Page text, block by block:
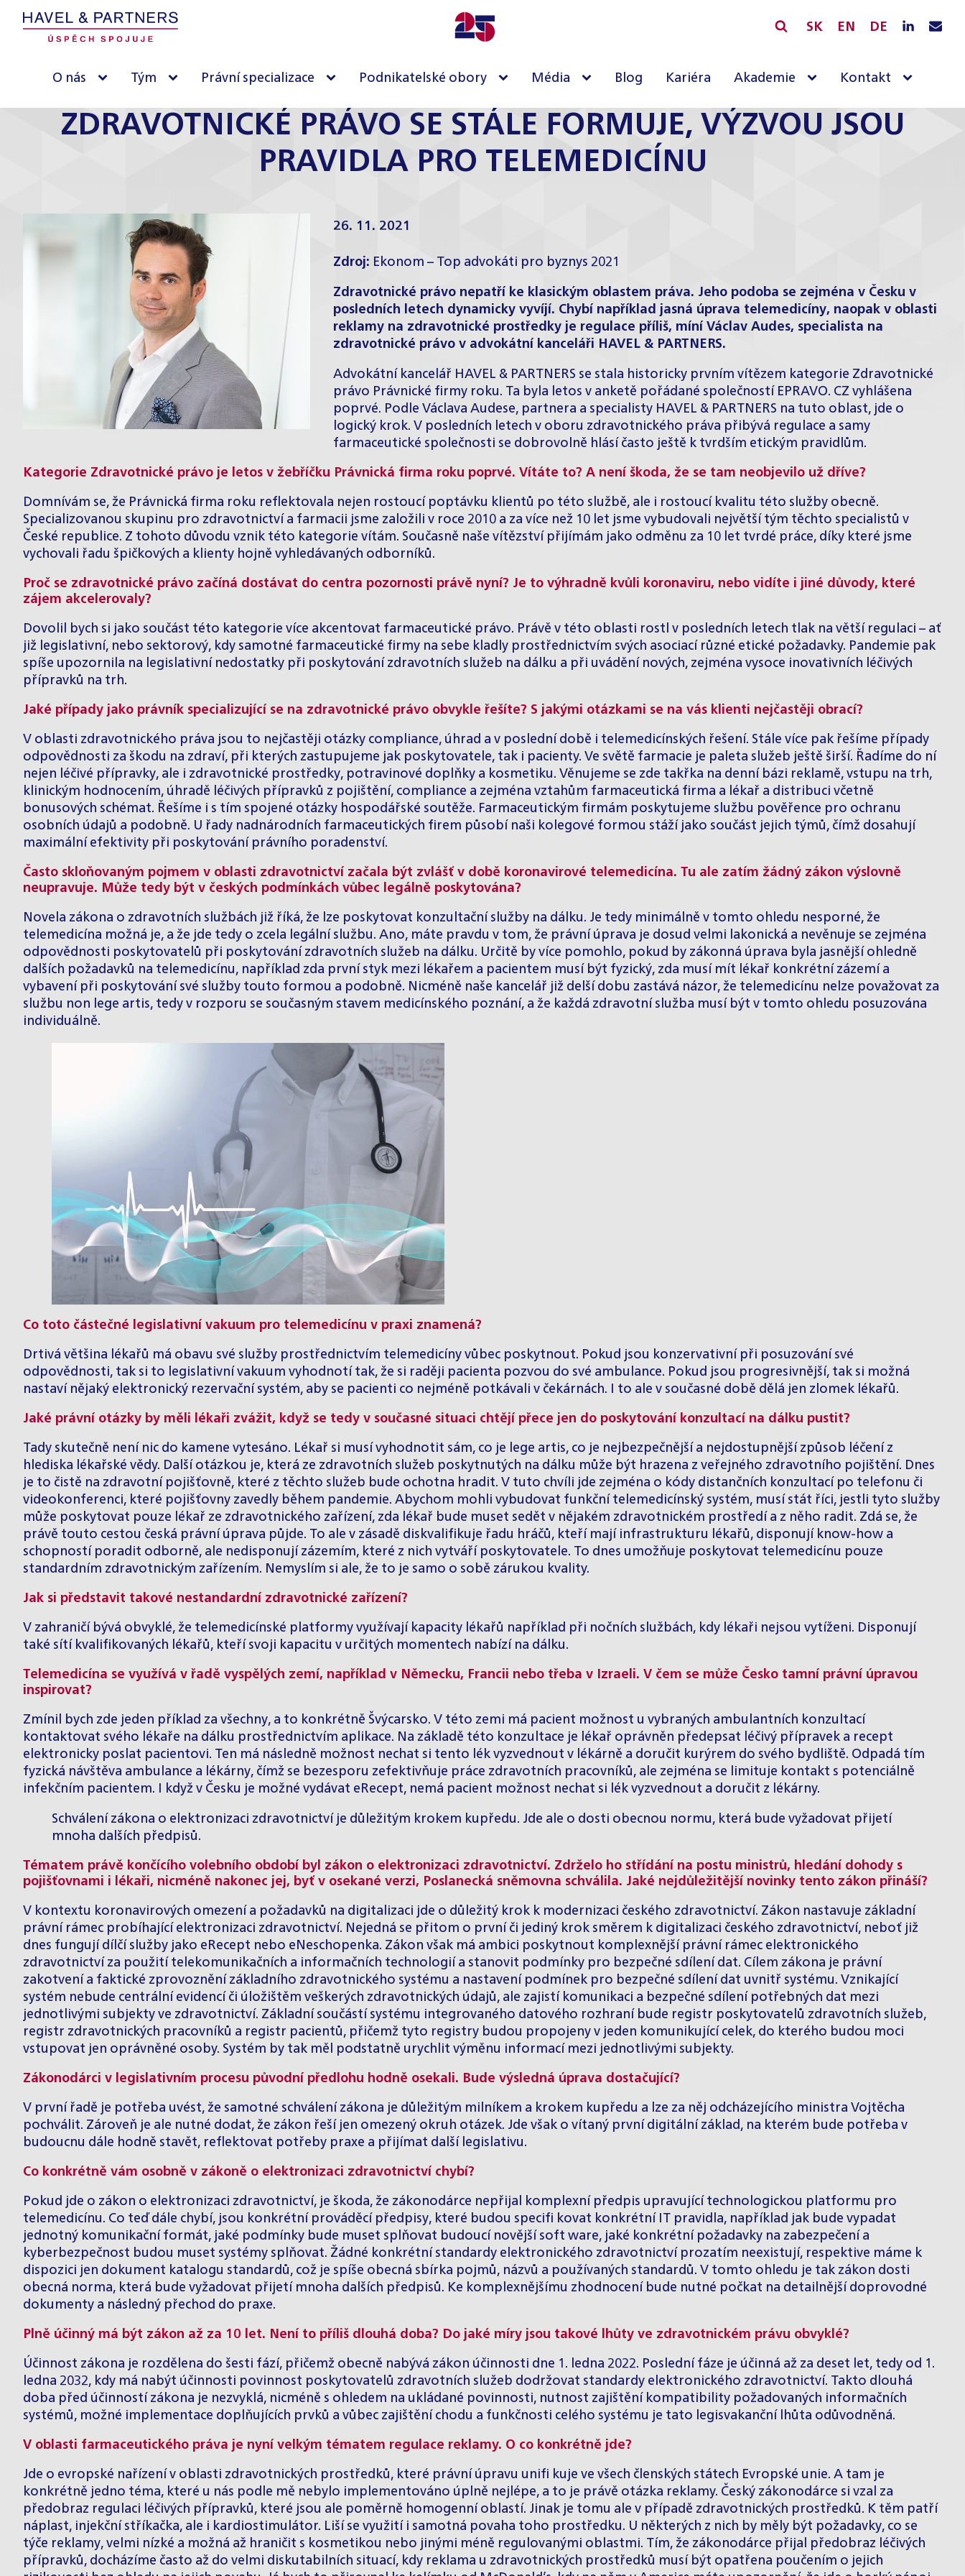
SK EN DE
O nás Tým Právní specializace Podnikatelské obory Média Blog Kariéra Akademie Kontakt
ZDRAVOTNICKÉ PRÁVO SE STÁLE FORMUJE, VÝZVOU JSOU
PRAVIDLA PRO TELEMEDICÍNU
26. 11. 2021
Zdroj: Ekonom – Top advokáti pro byznys 2021
Zdravotnické právo nepatří ke klasickým oblastem práva. Jeho podoba se zejména v Česku v
posledních letech dynamicky vyvíjí. Chybí například jasná úprava telemedicíny, naopak v oblasti
reklamy na zdravotnické prostředky je regulace příliš, míní Václav Audes, specialista na
zdravotnické právo v advokátní kanceláři HAVEL & PARTNERS.
Advokátní kancelář HAVEL & PARTNERS se stala historicky prvním vítězem kategorie Zdravotnické
právo Právnické firmy roku. Ta byla letos v anketě pořádané společností EPRAVO. CZ vyhlášena
poprvé. Podle Václava Audese, partnera a specialisty HAVEL & PARTNERS na tuto oblast, jde o
logický krok. V posledních letech v oboru zdravotnického práva přibývá regulace a samy
farmaceutické společnosti se dobrovolně hlásí často ještě k tvrdším etickým pravidlům.
Kategorie Zdravotnické právo je letos v žebříčku Právnická firma roku poprvé. Vítáte to? A není škoda, že se tam neobjevilo už dříve?
Domnívám se, že Právnická firma roku reflektovala nejen rostoucí poptávku klientů po této službě, ale i rostoucí kvalitu této služby obecně.
Specializovanou skupinu pro zdravotnictví a farmacii jsme založili v roce 2010 a za více než 10 let jsme vybudovali největší tým těchto specialistů v
České republice. Z tohoto důvodu vznik této kategorie vítám. Současně naše vítězství přijímám jako odměnu za 10 let tvrdé práce, díky které jsme
vychovali řadu špičkových a klienty hojně vyhledávaných odborníků.
Proč se zdravotnické právo začíná dostávat do centra pozornosti právě nyní? Je to výhradně kvůli koronaviru, nebo vidíte i jiné důvody, které
zájem akcelerovaly?
Dovolil bych si jako součást této kategorie více akcentovat farmaceutické právo. Právě v této oblasti rostl v posledních letech tlak na větší regulaci – ať
již legislativní, nebo sektorový, kdy samotné farmaceutické firmy na sebe kladly prostřednictvím svých asociací různé etické požadavky. Pandemie pak
spíše upozornila na legislativní nedostatky při poskytování zdravotních služeb na dálku a při uvádění nových, zejména vysoce inovativních léčivých
přípravků na trh.
Jaké případy jako právník specializující se na zdravotnické právo obvykle řešíte? S jakými otázkami se na vás klienti nejčastěji obrací?
V oblasti zdravotnického práva jsou to nejčastěji otázky compliance, úhrad a v poslední době i telemedicínských řešení. Stále více pak řešíme případy
odpovědnosti za škodu na zdraví, při kterých zastupujeme jak poskytovatele, tak i pacienty. Ve světě farmacie je paleta služeb ještě širší. Řadíme do ní
nejen léčivé přípravky, ale i zdravotnické prostředky, potravinové doplňky a kosmetiku. Věnujeme se zde takřka na denní bázi reklamě, vstupu na trh,
klinickým hodnocením, úhradě léčivých přípravků z pojištění, compliance a zejména vztahům farmaceutická firma a lékař a distribuci včetně
bonusových schémat. Řešíme i s tím spojené otázky hospodářské soutěže. Farmaceutickým firmám poskytujeme službu pověřence pro ochranu
osobních údajů a podobně. U řady nadnárodních farmaceutických firem působí naši kolegové formou stáží jako součást jejich týmů, čímž dosahují
maximální efektivity při poskytování právního poradenství.
Často skloňovaným pojmem v oblasti zdravotnictví začala být zvlášť v době koronavirové telemedicína. Tu ale zatím žádný zákon výslovně
neupravuje. Může tedy být v českých podmínkách vůbec legálně poskytována?
Novela zákona o zdravotních službách již říká, že lze poskytovat konzultační služby na dálku. Je tedy minimálně v tomto ohledu nesporné, že
telemedicína možná je, a že jde tedy o zcela legální službu. Ano, máte pravdu v tom, že právní úprava je dosud velmi lakonická a nevěnuje se zejména
odpovědnosti poskytovatelů při poskytování zdravotních služeb na dálku. Určitě by více pomohlo, pokud by zákonná úprava byla jasnější ohledně
dalších požadavků na telemedicínu, například zda první styk mezi lékařem a pacientem musí být fyzický, zda musí mít lékař konkrétní zázemí a
vybavení při poskytování své služby touto formou a podobně. Nicméně naše kancelář již delší dobu zastává názor, že telemedicínu nelze považovat za
službu non lege artis, tedy v rozporu se současným stavem medicínského poznání, a že každá zdravotní služba musí být v tomto ohledu posuzována
individuálně.
Co toto částečné legislativní vakuum pro telemedicínu v praxi znamená?
Drtivá většina lékařů má obavu své služby prostřednictvím telemedicíny vůbec poskytnout. Pokud jsou konzervativní při posuzování své
odpovědnosti, tak si to legislativní vakuum vyhodnotí tak, že si raději pacienta pozvou do své ambulance. Pokud jsou progresivnější, tak si možná
nastaví nějaký elektronický rezervační systém, aby se pacienti co nejméně potkávali v čekárnách. I to ale v současné době dělá jen zlomek lékařů.
Jaké právní otázky by měli lékaři zvážit, když se tedy v současné situaci chtějí přece jen do poskytování konzultací na dálku pustit?
Tady skutečně není nic do kamene vytesáno. Lékař si musí vyhodnotit sám, co je lege artis, co je nejbezpečnější a nejdostupnější způsob léčení z
hlediska lékařské vědy. Další otázkou je, která ze zdravotních služeb poskytnutých na dálku může být hrazena z veřejného zdravotního pojištění. Dnes
je to čistě na zdravotní pojišťovně, které z těchto služeb bude ochotna hradit. V tuto chvíli jde zejména o kódy distančních konzultací po telefonu či
videokonferenci, které pojišťovny zavedly během pandemie. Abychom mohli vybudovat funkční telemedicínský systém, musí stát říci, jestli tyto služby
může poskytovat pouze lékař ze zdravotnického zařízení, zda lékař bude muset sedět v nějakém zdravotnickém prostředí a z něho radit. Zdá se, že
právě touto cestou česká právní úprava půjde. To ale v zásadě diskvalifikuje řadu hráčů, kteří mají infrastrukturu lékařů, disponují know-how a
schopností poradit odborně, ale nedisponují zázemím, které z nich vytváří poskytovatele. To dnes umožňuje poskytovat telemedicínu pouze
standardním zdravotnickým zařízením. Nemyslím si ale, že to je samo o sobě zárukou kvality.
Jak si představit takové nestandardní zdravotnické zařízení?
V zahraničí bývá obvyklé, že telemedicínské platformy využívají kapacity lékařů například při nočních službách, kdy lékaři nejsou vytíženi. Disponují
také sítí kvalifikovaných lékařů, kteří svoji kapacitu v určitých momentech nabízí na dálku.
Telemedicína se využívá v řadě vyspělých zemí, například v Německu, Francii nebo třeba v Izraeli. V čem se může Česko tamní právní úpravou
inspirovat?
Zmínil bych zde jeden příklad za všechny, a to konkrétně Švýcarsko. V této zemi má pacient možnost u vybraných ambulantních konzultací
kontaktovat svého lékaře na dálku prostřednictvím aplikace. Na základě této konzultace je lékař oprávněn předepsat léčivý přípravek a recept
elektronicky poslat pacientovi. Ten má následně možnost nechat si tento lék vyzvednout v lékárně a doručit kurýrem do svého bydliště. Odpadá tím
fyzická návštěva ambulance a lékárny, čímž se bezesporu zefektivňuje práce zdravotních pracovníků, ale zejména se limituje kontakt s potenciálně
infekčním pacientem. I když v Česku je možné vydávat eRecept, nemá pacient možnost nechat si lék vyzvednout a doručit z lékárny.
Schválení zákona o elektronizaci zdravotnictví je důležitým krokem kupředu. Jde ale o dosti obecnou normu, která bude vyžadovat přijetí
mnoha dalších předpisů.
Tématem právě končícího volebního období byl zákon o elektronizaci zdravotnictví. Zdrželo ho střídání na postu ministrů, hledání dohody s
pojišťovnami i lékaři, nicméně nakonec jej, byť v osekané verzi, Poslanecká sněmovna schválila. Jaké nejdůležitější novinky tento zákon přináší?
V kontextu koronavirových omezení a požadavků na digitalizaci jde o důležitý krok k modernizaci českého zdravotnictví. Zákon nastavuje základní
právní rámec probíhající elektronizaci zdravotnictví. Nejedná se přitom o první či jediný krok směrem k digitalizaci českého zdravotnictví, neboť již
dnes fungují dílčí služby jako eRecept nebo eNeschopenka. Zákon však má ambici poskytnout komplexnější právní rámec elektronického
zdravotnictví za použití telekomunikačních a informačních technologií a stanovit podmínky pro bezpečné sdílení dat. Cílem zákona je právní
zakotvení a faktické zprovoznění základního zdravotnického systému a nastavení podmínek pro bezpečné sdílení dat uvnitř systému. Vznikající
systém nebude centrální evidencí či úložištěm veškerých zdravotnických údajů, ale zajistí komunikaci a bezpečné sdílení potřebných dat mezi
jednotlivými subjekty ve zdravotnictví. Základní součástí systému integrovaného datového rozhraní bude registr poskytovatelů zdravotních služeb,
registr zdravotnických pracovníků a registr pacientů, přičemž tyto registry budou propojeny v jeden komunikující celek, do kterého budou moci
vstupovat jen oprávněné osoby. Systém by tak měl podstatně urychlit výměnu informací mezi jednotlivými subjekty.
Zákonodárci v legislativním procesu původní předlohu hodně osekali. Bude výsledná úprava dostačující?
V první řadě je potřeba uvést, že samotné schválení zákona je důležitým milníkem a krokem kupředu a lze za něj odcházejícího ministra Vojtěcha
pochválit. Zároveň je ale nutné dodat, že zákon řeší jen omezený okruh otázek. Jde však o vítaný první digitální základ, na kterém bude potřeba v
budoucnu dále hodně stavět, reflektovat potřeby praxe a přijímat další legislativu.
Co konkrétně vám osobně v zákoně o elektronizaci zdravotnictví chybí?
Pokud jde o zákon o elektronizaci zdravotnictví, je škoda, že zákonodárce nepřijal komplexní předpis upravující technologickou platformu pro
telemedicínu. Co teď dále chybí, jsou konkrétní prováděcí předpisy, které budou specifi kovat konkrétní IT pravidla, například jak bude vypadat
jednotný komunikační formát, jaké podmínky bude muset splňovat budoucí novější soft ware, jaké konkrétní požadavky na zabezpečení a
kyberbezpečnost budou muset systémy splňovat. Žádné konkrétní standardy elektronického zdravotnictví prozatím neexistují, respektive máme k
dispozici jen dokument katalogu standardů, což je spíše obecná sbírka pojmů, názvů a používaných standardů. V tomto ohledu je tak zákon dosti
obecná norma, která bude vyžadovat přijetí mnoha dalších předpisů. Ke komplexnějšímu zhodnocení bude nutné počkat na detailnější doprovodné
dokumenty a následný přechod do praxe.
Plně účinný má být zákon až za 10 let. Není to příliš dlouhá doba? Do jaké míry jsou takové lhůty ve zdravotnickém právu obvyklé?
Účinnost zákona je rozdělena do šesti fází, přičemž obecně nabývá zákon účinnosti dne 1. ledna 2022. Poslední fáze je účinná až za deset let, tedy od 1.
ledna 2032, kdy má nabýt účinnosti povinnost poskytovatelů zdravotních služeb dodržovat standardy elektronického zdravotnictví. Takto dlouhá
doba před účinností zákona je nezvyklá, nicméně s ohledem na ukládané povinnosti, nutnost zajištění kompatibility požadovaných informačních
systémů, možné implementace doplňujících prvků a vůbec zajištění chodu a funkčnosti celého systému je tato legisvakanční lhůta odůvodněná.
V oblasti farmaceutického práva je nyní velkým tématem regulace reklamy. O co konkrétně jde?
Jde o evropské nařízení v oblasti zdravotnických prostředků, které právní úpravu unifi kuje ve všech členských státech Evropské unie. A tam je
konkrétně jedno téma, které u nás podle mě nebylo implementováno úplně nejlépe, a to je právě otázka reklamy. Český zákonodárce si vzal za
předobraz regulaci léčivých přípravků, které jsou ale poměrně homogenní oblastí. Jinak je tomu ale v případě zdravotnických prostředků. K těm patří
náplast, injekční stříkačka, ale i kardiostimulátor. Liší se využití i samotná povaha toho prostředku. U některých z nich by měly být požadavky, co se
týče reklamy, velmi nízké a možná až hraničit s kosmetikou nebo jinými méně regulovanými oblastmi. Tím, že zákonodárce přijal předobraz léčivých
přípravků, docházíme často až do velmi diskutabilních situací, kdy reklama u zdravotnických prostředků musí být opatřena poučením o jejich